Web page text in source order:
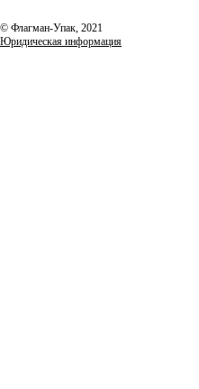
© Флагман-Упак, 2021
Юридическая информация